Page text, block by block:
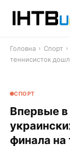
Головна › Спорт ›
теннисисток
СПОРТ
Впервые в
финала на